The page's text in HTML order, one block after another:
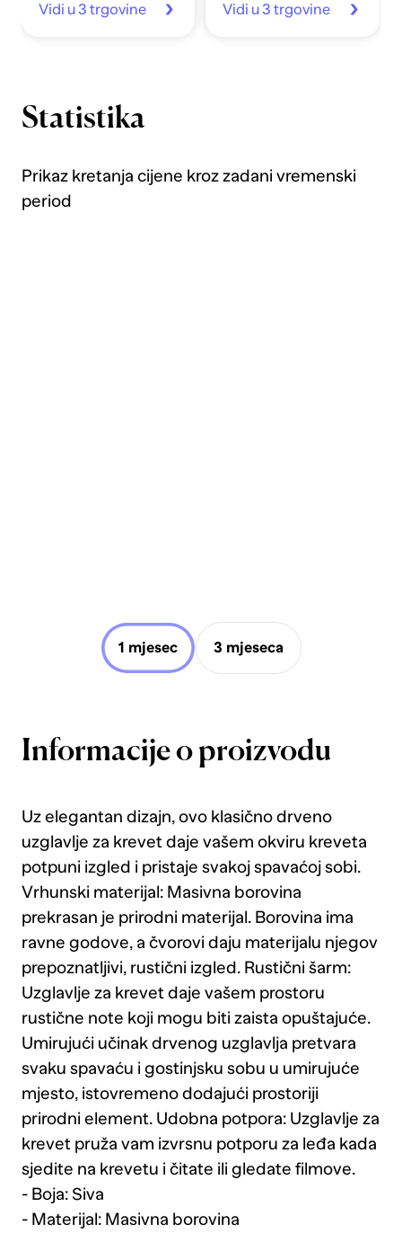
Vidi u 3 trgovine Vidi u 3 trgovine
Statistika
Prikaz kretanja cijene kroz zadani vremenski
period
1 mjesec 3 mjeseca
Informacije o proizvodu
Uz elegantan dizajn, ovo klasično drveno
uzglavlje za krevet daje vašem okviru kreveta
potpuni izgled i pristaje svakoj spavaćoj sobi.
Vrhunski materijal: Masivna borovina
prekrasan je prirodni materijal. Borovina ima
ravne godove, a čvorovi daju materijalu njegov
prepoznatljivi, rustični izgled. Rustični šarm:
Uzglavlje za krevet daje vašem prostoru
rustične note koji mogu biti zaista opuštajuće.
Umirujući učinak drvenog uzglavlja pretvara
svaku spavaću i gostinjsku sobu u umirujuće
mjesto, istovremeno dodajući prostoriji
prirodni element. Udobna potpora: Uzglavlje za
krevet pruža vam izvrsnu potporu za leđa kada
sjedite na krevetu i čitate ili gledate filmove.
- Boja: Siva
- Materijal: Masivna borovina